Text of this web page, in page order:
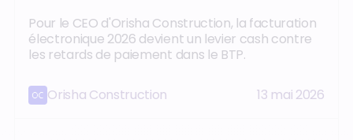
Pour le CEO d'Orisha Construction, la facturation
électronique 2026 devient un levier cash contre
les retards de paiement dans le BTP.
Orisha Construction 13 mai 2026